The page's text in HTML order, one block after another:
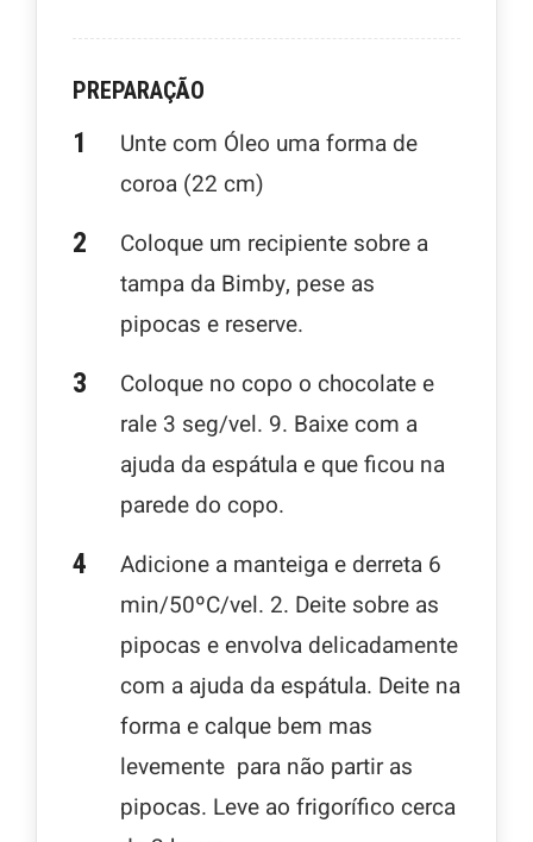
PREPARAÇÃO
Unte com Óleo uma forma de
coroa (22 cm)
Coloque um recipiente sobre a
tampa da Bimby, pese as
pipocas e reserve.
Coloque no copo o chocolate e
rale 3 seg/vel. 9. Baixe com a
ajuda da espátula e que ficou na
parede do copo.
Adicione a manteiga e derreta 6
min/50ºC/vel. 2. Deite sobre as
pipocas e envolva delicadamente
com a ajuda da espátula. Deite na
forma e calque bem mas
levemente para não partir as
pipocas. Leve ao frigorífico cerca